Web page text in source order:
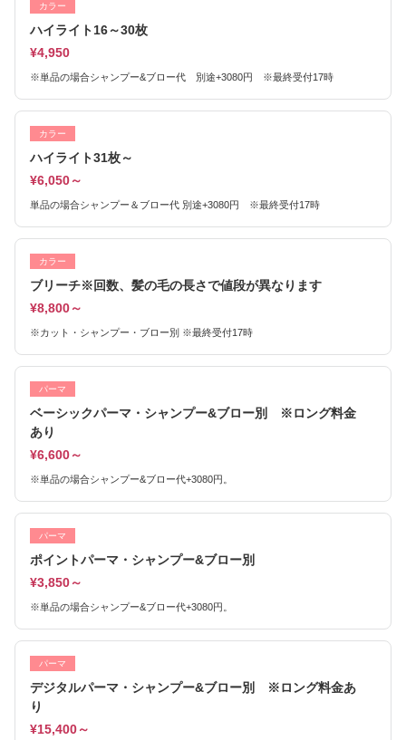
カラー
ハイライト16～30枚
¥4,950
※単品の場合シャンプー&ブロー代 別途+3080円 ※最終受付17時
カラー
ハイライト31枚～
¥6,050～
単品の場合シャンプー＆ブロー代 別途+3080円 ※最終受付17時
カラー
ブリーチ※回数、髪の毛の長さで値段が異なります
¥8,800～
※カット・シャンプー・ブロー別 ※最終受付17時
パーマ
ベーシックパーマ・シャンプー&ブロー別 ※ロング料金
あり
¥6,600～
※単品の場合シャンプー&ブロー代+3080円。
パーマ
ポイントパーマ・シャンプー&ブロー別
¥3,850～
※単品の場合シャンプー&ブロー代+3080円。
パーマ
デジタルパーマ・シャンプー&ブロー別 ※ロング料金あ
り
¥15,400～